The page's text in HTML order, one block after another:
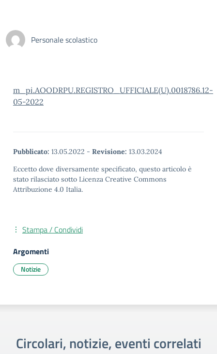
Personale scolastico
m_pi.AOODRPU.REGISTRO_UFFICIALE(U).0018786.12-
05-2022
Pubblicato: 13.05.2022 - Revisione: 13.03.2024
Eccetto dove diversamente specificato, questo articolo è
stato rilasciato sotto Licenza Creative Commons
Attribuzione 4.0 Italia.
Stampa / Condividi
Argomenti
Notizie
Circolari, notizie, eventi correlati